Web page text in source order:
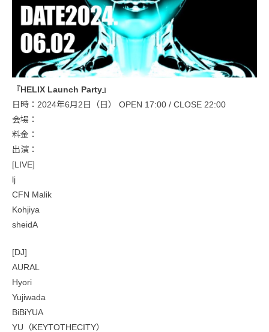
『HELIX Launch Party』
日時：2024年6月2日（日） OPEN 17:00 / CLOSE 22:00
会場：
料金：
出演：
[LIVE]
lj
CFN Malik
Kohjiya
sheidA
[DJ]
AURAL
Hyori
Yujiwada
BiBiYUA
YU（KEYTOTHECITY）